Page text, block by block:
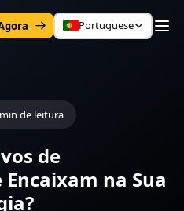
Portuguese
de leitura
de
na Sua